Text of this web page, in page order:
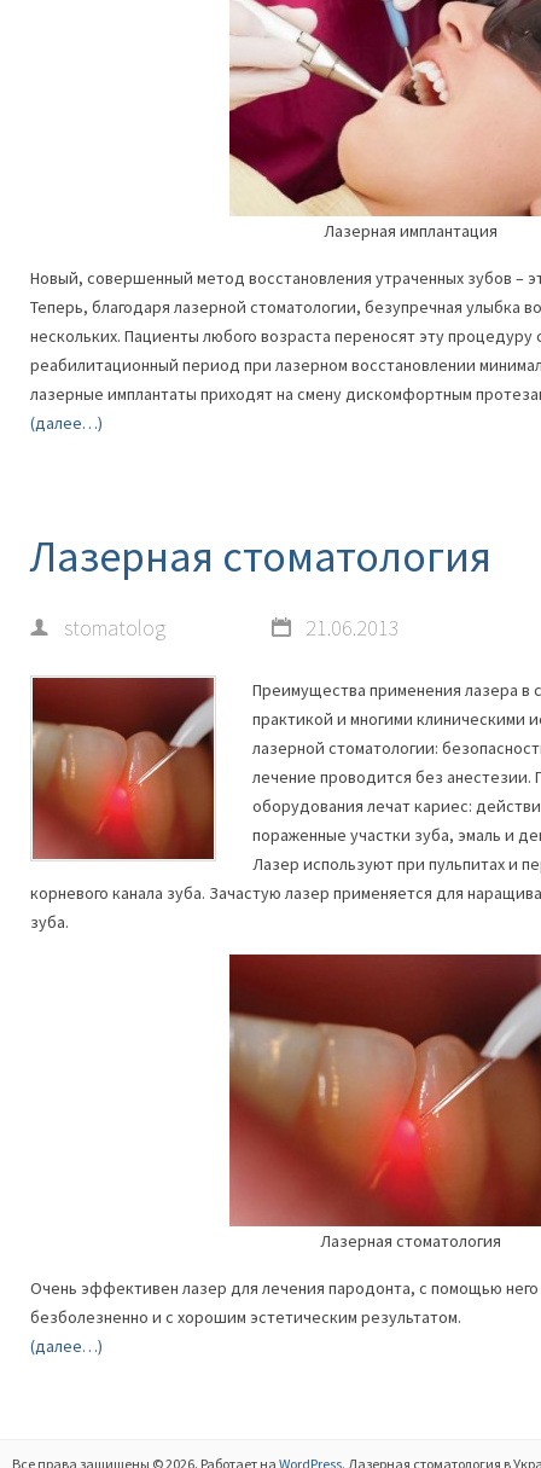
Лазерная имплантация
Новый, совершенный метод восстановления утраченных зубов –
Теперь, благодаря лазерной стоматологии, безупречная улыбка
нескольких. Пациенты любого возраста переносят эту
реабилитационный период при лазерном восстановлении
лазерные имплантаты приходят на смену дискомфортным
(далее…)
Лазерная стоматология
stomatolog 21.06.2013
Преимущества применения лазера в
практикой и многими клиническими
лазерной стоматологии:
лечение проводится без анестезии.
оборудования лечат кариес:
пораженные участки зуба, эмаль и
Лазер используют при пульпитах и
корневого канала зуба. Зачастую лазер применяется для
зуба.
Лазерная стоматология
Очень эффективен лазер для лечения пародонта, с помощью
безболезненно и с хорошим эстетическим результатом.
(далее…)
Все права защищены © 2026. Работает на WordPress. Лазерная стоматология в